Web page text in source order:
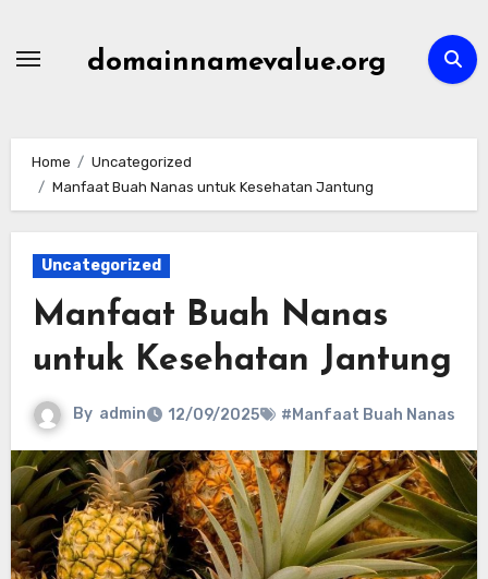
domainnamevalue.org
Home
Uncategorized
Manfaat Buah Nanas untuk Kesehatan Jantung
Uncategorized
Manfaat Buah Nanas
untuk Kesehatan Jantung
By admin 12/09/2025 #Manfaat Buah Nanas